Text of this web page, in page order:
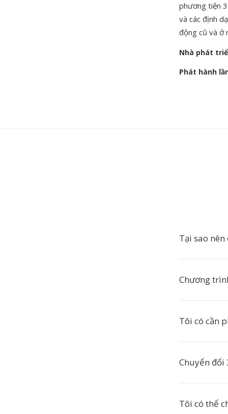
phương tiện
và các định
động cũ và ở
Nhà phát
Phát hành
Tại sao nên
Chương
Tôi có cần
Chuyển đổi
Tôi có thể